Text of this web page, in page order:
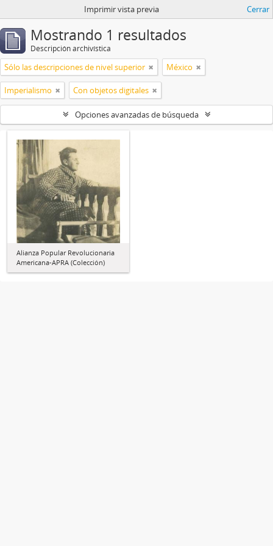
Imprimir vista previa Cerrar
Mostrando 1 resultados
Descripción archivística
Sólo las descripciones de nivel superior México
Imperialismo Con objetos digitales
Opciones avanzadas de búsqueda
Alianza Popular Revolucionaria
Americana-APRA (Colección)